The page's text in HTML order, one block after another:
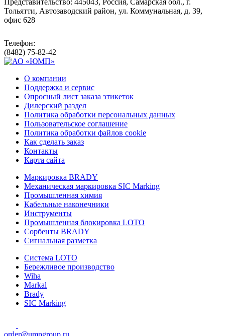
Тольятти, Автозаводский район, ул. Коммунальная, д. 39,
офис 628
Телефон:
(8482) 75-82-42
О компании
Поддержка и сервис
Опросный лист заказа этикеток
Дилерский раздел
Политика обработки персональных данных
Пользовательское соглашение
Политика обработки файлов cookie
Как сделать заказ
Контакты
Карта сайта
Маркировка BRADY
Механическая маркировка SIC Marking
Промышленная химия
Кабельные наконечники
Инструменты
Промышленная блокировка LOTO
Сорбенты BRADY
Сигнальная разметка
Система LOTO
Бережливое производство
Wiha
Markal
Brady
SIC Marking
order@umpgroup.ru